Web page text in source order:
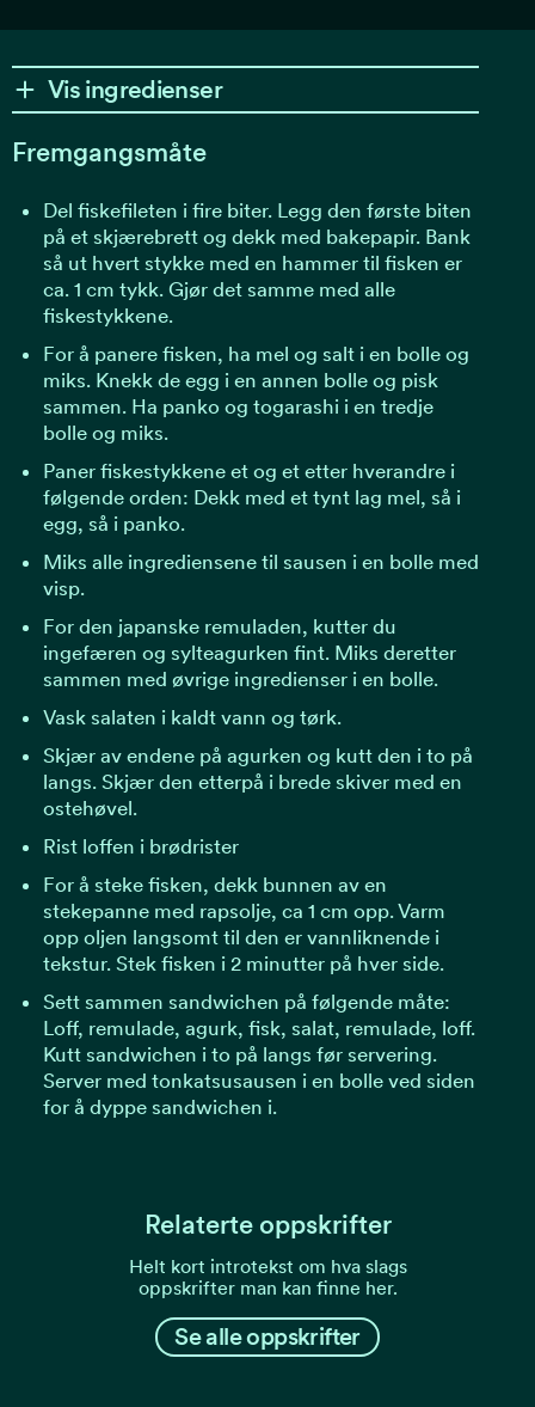
Vis ingredienser
Fremgangsmåte
Del fiskefileten i fire biter. Legg den første biten
på et skjærebrett og dekk med bakepapir. Bank
så ut hvert stykke med en hammer til fisken er
ca. 1 cm tykk. Gjør det samme med alle
fiskestykkene.
For å panere fisken, ha mel og salt i en bolle og
miks. Knekk de egg i en annen bolle og pisk
sammen. Ha panko og togarashi i en tredje
bolle og miks.
Paner fiskestykkene et og et etter hverandre i
følgende orden: Dekk med et tynt lag mel, så i
egg, så i panko.
Miks alle ingrediensene til sausen i en bolle med
visp.
For den japanske remuladen, kutter du
ingefæren og sylteagurken fint. Miks deretter
sammen med øvrige ingredienser i en bolle.
Vask salaten i kaldt vann og tørk.
Skjær av endene på agurken og kutt den i to på
langs. Skjær den etterpå i brede skiver med en
ostehøvel.
Rist loffen i brødrister
For å steke fisken, dekk bunnen av en
stekepanne med rapsolje, ca 1 cm opp. Varm
opp oljen langsomt til den er vannliknende i
tekstur. Stek fisken i 2 minutter på hver side.
Sett sammen sandwichen på følgende måte:
Loff, remulade, agurk, fisk, salat, remulade, loff.
Kutt sandwichen i to på langs før servering.
Server med tonkatsusausen i en bolle ved siden
for å dyppe sandwichen i.
Relaterte oppskrifter
Helt kort introtekst om hva slags
oppskrifter man kan finne her.
Se alle oppskrifter